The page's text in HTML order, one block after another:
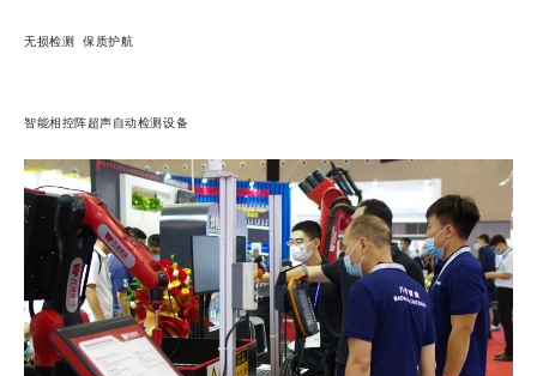
无损检测 保质护航
智能相控阵超声自动检测设备